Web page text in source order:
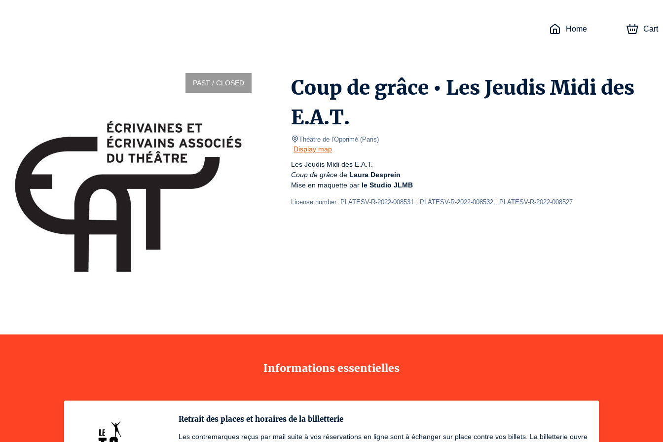
Home Cart
PAST / CLOSED
Coup de grâce • Les Jeudis Midi des
E.A.T.
Théâtre de l'Opprimé (Paris)
Display map
Coup de grâce de Laura Desprein
Mise en maquette par le Studio JLMB
License number: PLATESV-R-2022-008531 ; PLATESV-R-2022-008532 ; PLATESV-R-2022-008527
Informations essentielles
Retrait des places et horaires de la billetterie
Les contremarques reçus par mail suite à vos réservations en ligne sont à échanger sur place contre vos billets. La billetterie ouvre